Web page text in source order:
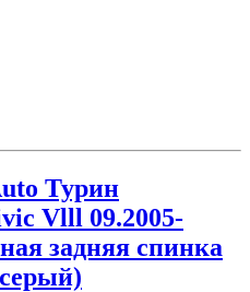
Турин
Vlll 09.2005-
задняя спинка